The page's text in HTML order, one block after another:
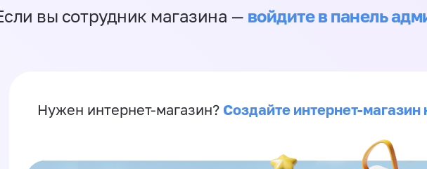
вы сотрудник магазина — войдите в панель
Нужен интернет-магазин? Создайте интернет-магазин